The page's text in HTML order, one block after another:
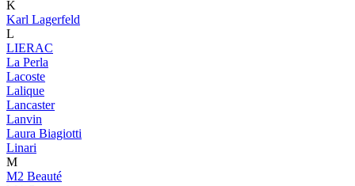
K
Karl Lagerfeld
L
LIERAC
La Perla
Lacoste
Lalique
Lancaster
Lanvin
Laura Biagiotti
Linari
M
M2 Beauté